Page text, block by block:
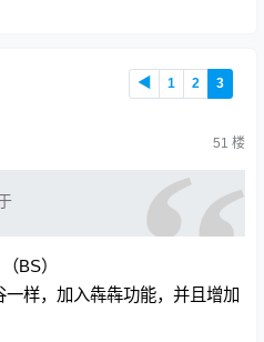
◀ 1 2 3
51 楼
BS）
一样，加入犇犇功能，并且增加